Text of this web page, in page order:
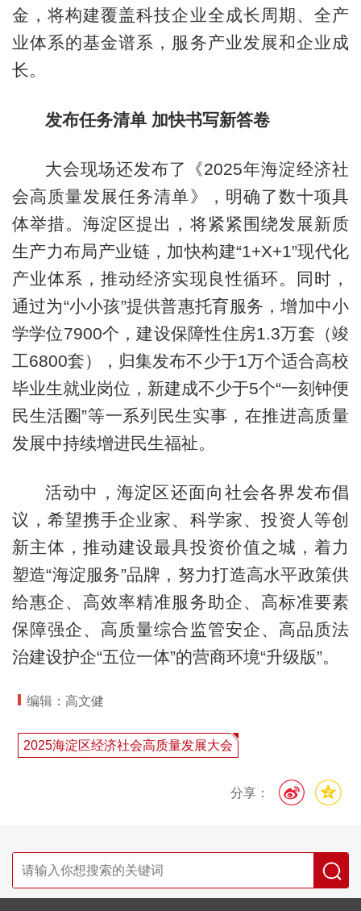
金，将构建覆盖科技企业全成长周期、全产
业体系的基金谱系，服务产业发展和企业成
长。
发布任务清单 加快书写新答卷
大会现场还发布了《2025年海淀经济社
会高质量发展任务清单》，明确了数十项具
体举措。海淀区提出，将紧紧围绕发展新质
生产力布局产业链，加快构建“1+X+1”现代化
产业体系，推动经济实现良性循环。同时，
通过为“小小孩”提供普惠托育服务，增加中小
学学位7900个，建设保障性住房1.3万套（竣
工6800套），归集发布不少于1万个适合高校
毕业生就业岗位，新建成不少于5个“一刻钟便
民生活圈”等一系列民生实事，在推进高质量
发展中持续增进民生福祉。
活动中，海淀区还面向社会各界发布倡
议，希望携手企业家、科学家、投资人等创
新主体，推动建设最具投资价值之城，着力
塑造“海淀服务”品牌，努力打造高水平政策供
给惠企、高效率精准服务助企、高标准要素
保障强企、高质量综合监管安企、高品质法
治建设护企“五位一体”的营商环境“升级版”。
编辑：高文健
2025海淀区经济社会高质量发展大会
分享：